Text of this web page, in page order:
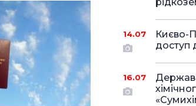
14.07
Києво-
доступ
16.07